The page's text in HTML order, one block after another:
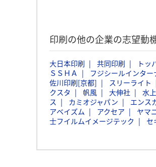
印刷の他の企業の志望動
大日本印刷 共同印刷 トッ
ＳＳＨＡ
フジシールインタ
佐川印刷[京都]
スリーライト
クスタ
帆風 大伸社 水
ス
カミオジャパン エンス
アベイズム
アクセア ヤマ
士フイルムイメージテック
セ